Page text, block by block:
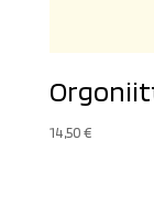
14,50€